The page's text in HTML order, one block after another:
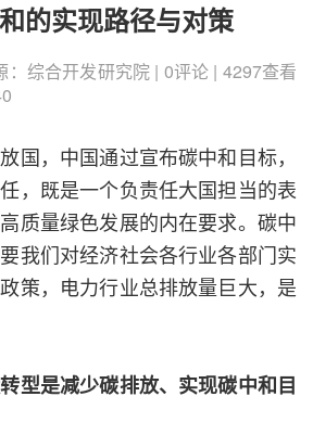
的实现路径与对策
：综合开发研究院 | 0评论 | 4297查看
国，中国通过宣布碳中和目标，
，既是一个负责任大国担当的表
质量绿色发展的内在要求。碳中
我们对经济社会各行业各部门实
策，电力行业总排放量巨大，是
型是减少碳排放、实现碳中和目